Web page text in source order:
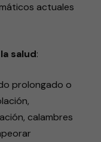
actuales
salud:
prolongado o
calambres